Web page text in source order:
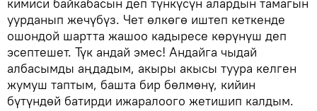
уурданып жечүбүз. Чет өлкөгө иштеп кеткенде
ошондой шартта жашоо кадыресе көрүнүш деп
эсептешет. Түк андай эмес! Андайга чыдай
албасымды аңдадым, акыры акысы туура келген
жумуш таптым, башта бир бөлмөнү, кийин
бүтүндөй батирди ижаралоого жетишип калдым.